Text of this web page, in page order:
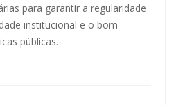
para garantir a regularidade
institucional e o bom
públicas.